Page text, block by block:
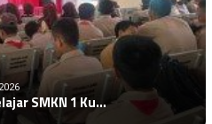
SMKN 1 Ku…